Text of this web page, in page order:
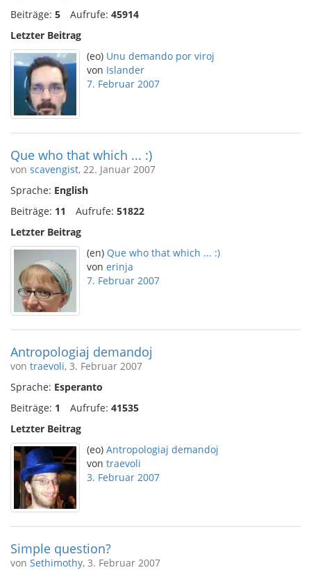
Beiträge: 5 Aufrufe: 45914
Letzter Beitrag
(eo) Unu demando por viroj
von Islander
7. Februar 2007
Que who that which ... :)
von scavengist, 22. Januar 2007
Sprache: English
Beiträge: 11 Aufrufe: 51822
Letzter Beitrag
(en) Que who that which ... :)
von erinja
7. Februar 2007
Antropologiaj demandoj
von traevoli, 3. Februar 2007
Sprache: Esperanto
Beiträge: 1 Aufrufe: 41535
Letzter Beitrag
(eo) Antropologiaj demandoj
von traevoli
3. Februar 2007
Simple question?
von Sethimothy, 3. Februar 2007